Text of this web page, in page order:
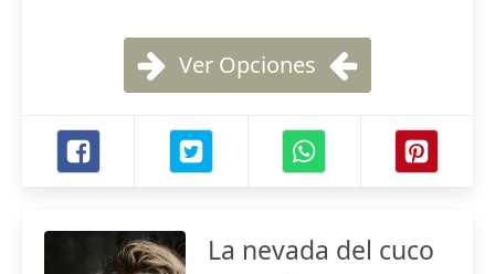
Ver Opciones
La nevada del cuco